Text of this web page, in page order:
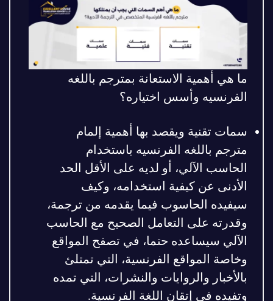
ما هي أهمية الاستعانة بمترجم باللغه
الفرنسيه وأسس اختياره؟
سمات تقنية ويقصد بها أهمية إلمام
مترجم باللغه الفرنسيه باستخدام
الحاسب الآلي، أو لديه على الأقل الحد
الأدنى عن كيفية استخدامه، وكيف
سيفيده الحاسوب فيما يقدمه من ترجمة،
وقدرته على التعامل الصحيح مع الحاسب
الآلي سيساعده حتما، في تصفح المواقع
وخاصة المواقع الفرنسية، التي تمتلئ
بالأخبار والروايات والنشرات، التي تمده
وتفيده في إتقان اللغة الفرنسية.